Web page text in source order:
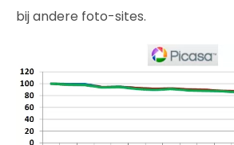
bij andere foto-sites.